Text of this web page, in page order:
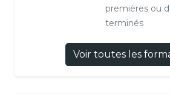
premières ou
terminés
Voir toutes les